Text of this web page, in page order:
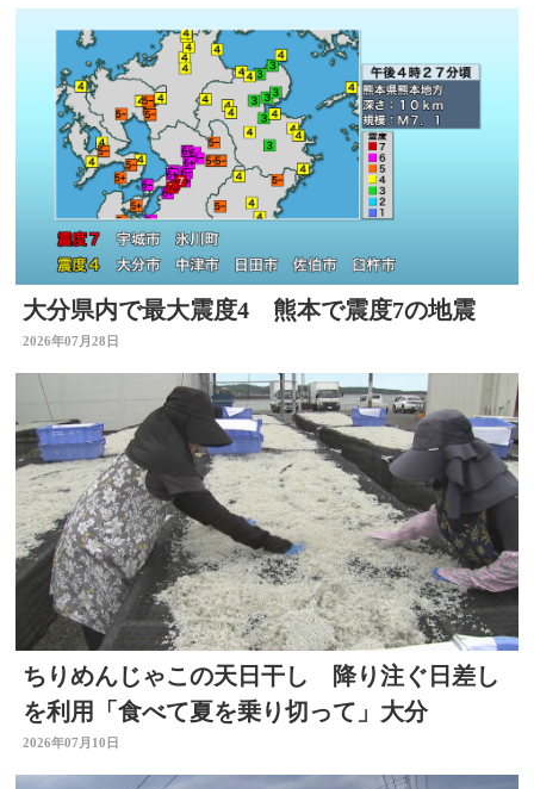
大分県内で最大震度4 熊本で震度7の地震
2026年07月28日
ちりめんじゃこの天日干し 降り注ぐ日差し
を利用「食べて夏を乗り切って」大分
2026年07月10日